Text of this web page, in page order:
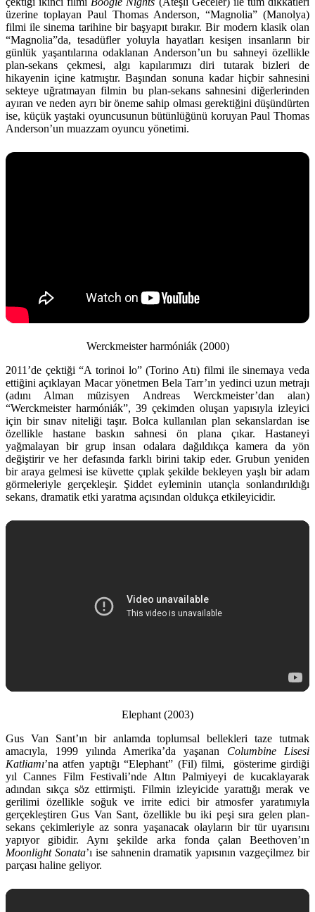
üzerine toplayan Paul Thomas Anderson, “Magnolia” (Manolya)
filmi ile sinema tarihine bir başyapıt bırakır. Bir modern klasik olan
“Magnolia”da, tesadüfler yoluyla hayatları kesişen insanların bir
günlük yaşantılarına odaklanan Anderson’un bu sahneyi özellikle
plan-sekans çekmesi, algı kapılarımızı diri tutarak bizleri de
hikayenin içine katmıştır. Başından sonuna kadar hiçbir sahnesini
sekteye uğratmayan filmin bu plan-sekans sahnesini diğerlerinden
ayıran ve neden ayrı bir öneme sahip olması gerektiğini düşündürten
ise, küçük yaştaki oyuncusunun bütünlüğünü koruyan Paul Thomas
Anderson’un muazzam oyuncu yönetimi.
Werckmeister harmóniák (2000)
2011’de çektiği “A torinoi lo” (Torino Atı) filmi ile sinemaya veda
ettiğini açıklayan Macar yönetmen Bela Tarr’ın yedinci uzun metrajı
(adını Alman müzisyen Andreas Werckmeister’dan alan)
“Werckmeister harmóniák”, 39 çekimden oluşan yapısıyla izleyici
için bir sınav niteliği taşır. Bolca kullanılan plan sekanslardan ise
özellikle hastane baskın sahnesi ön plana çıkar. Hastaneyi
yağmalayan bir grup insan odalara dağıldıkça kamera da yön
değiştirir ve her defasında farklı birini takip eder. Grubun yeniden
bir araya gelmesi ise küvette çıplak şekilde bekleyen yaşlı bir adam
görmeleriyle gerçekleşir. Şiddet eyleminin utançla sonlandırıldığı
sekans, dramatik etki yaratma açısından oldukça etkileyicidir.
Elephant (2003)
Gus Van Sant’ın bir anlamda toplumsal bellekleri taze tutmak
amacıyla, 1999 yılında Amerika’da yaşanan Columbine Lisesi
Katliamı’na atfen yaptığı “Elephant” (Fil) filmi, gösterime girdiği
yıl Cannes Film Festivali’nde Altın Palmiyeyi de kucaklayarak
adından sıkça söz ettirmişti. Filmin izleyicide yarattığı merak ve
gerilimi özellikle soğuk ve irrite edici bir atmosfer yaratımıyla
gerçekleştiren Gus Van Sant, özellikle bu iki peşi sıra gelen plan-
sekans çekimleriyle az sonra yaşanacak olayların bir tür uyarısını
yapıyor gibidir. Aynı şekilde arka fonda çalan Beethoven’ın
Moonlight Sonata’ı ise sahnenin dramatik yapısının vazgeçilmez bir
parçası haline geliyor.